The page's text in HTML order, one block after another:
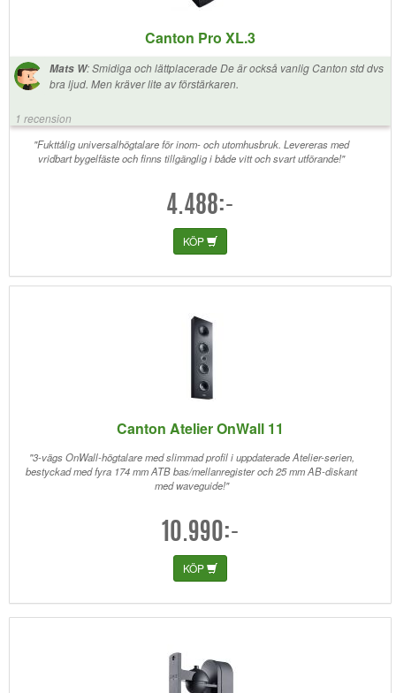
Canton Pro XL.3
Mats W:Smidiga och lättplacerade De är också vanlig Canton std dvs
bra ljud. Men kräver lite av förstärkaren.
1 recension
"Fukttålig universalhögtalare för inom- och utomhusbruk. Levereras med
vridbart bygelfäste och finns tillgänglig i både vitt och svart utförande!"
4.488:-
KÖP
Canton Atelier OnWall 11
"3-vägs OnWall-högtalare med slimmad profil i uppdaterade Atelier-serien,
bestyckad med fyra 174 mm ATB bas/mellanregister och 25 mm AB-diskant
med waveguide!"
10.990:-
KÖP